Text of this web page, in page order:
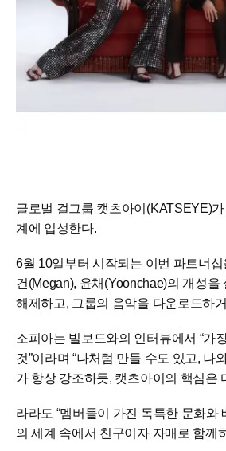
글로벌 걸그룹 캣츠아이(KATSEYE)
계에 입성한다.
6월 10일부터 시작되는 이번 파트너
건(Megan), 윤채(Yoonchae)의 개성
해제하고, 그룹의 음악을 다운로드하
소피아는 빌보드와의 인터뷰에서 “가
것”이라며 “나처럼 만들 수도 있고, 나
가 항상 강조하듯, 캣츠아이의 핵심은
라라도 “멤버들이 가진 독특한 문화와
의 세계 속에서 친구이자 자매로 함께